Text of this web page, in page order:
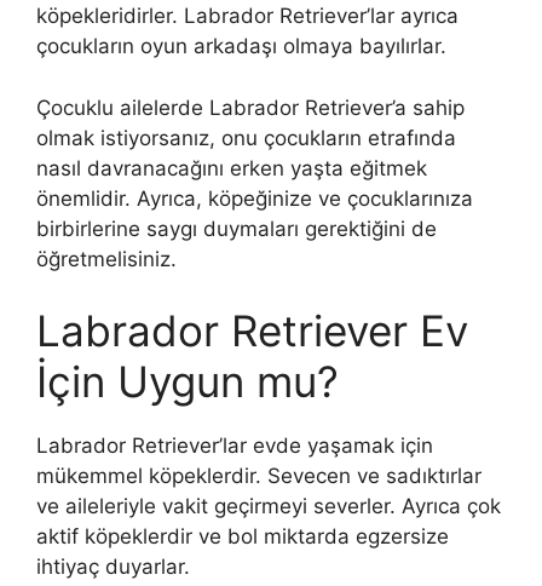
köpekleridirler. Labrador Retriever’lar ayrıca
çocukların oyun arkadaşı olmaya bayılırlar.
Çocuklu ailelerde Labrador Retriever’a sahip
olmak istiyorsanız, onu çocukların etrafında
nasıl davranacağını erken yaşta eğitmek
önemlidir. Ayrıca, köpeğinize ve çocuklarınıza
birbirlerine saygı duymaları gerektiğini de
öğretmelisiniz.
Labrador Retriever Ev
İçin Uygun mu?
Labrador Retriever’lar evde yaşamak için
mükemmel köpeklerdir. Sevecen ve sadıktırlar
ve aileleriyle vakit geçirmeyi severler. Ayrıca çok
aktif köpeklerdir ve bol miktarda egzersize
ihtiyaç duyarlar.